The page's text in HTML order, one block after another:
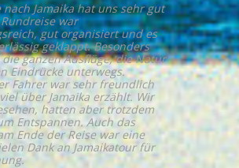
nach Jamaika hat uns sehr gut
war
gut organisiert und es
geklappt. Besonders
ganzen Ausflüge, die Natur
Eindrücke unterwegs.
Fahrer war sehr freundlich
über Jamaika erzählt. Wir
hatten aber trotzdem
Entspannen. Auch das
Ende der Reise war eine
Dank an Jamaikatour für